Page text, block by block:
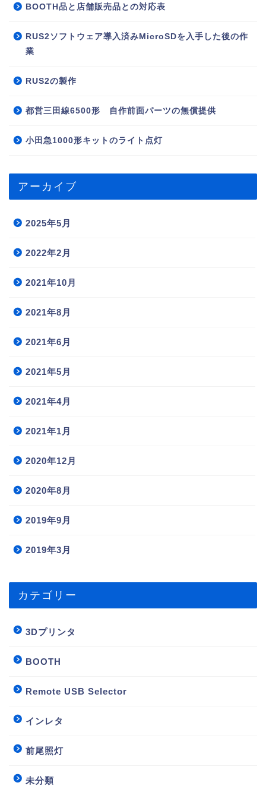
BOOTH品と店舗販売品との対応表
RUS2ソフトウェア導入済みMicroSDを入手した後の作
業
RUS2の製作
都営三田線6500形 自作前面パーツの無償提供
小田急1000形キットのライト点灯
アーカイブ
2025年5月
2022年2月
2021年10月
2021年8月
2021年6月
2021年5月
2021年4月
2021年1月
2020年12月
2020年8月
2019年9月
2019年3月
カテゴリー
3Dプリンタ
BOOTH
Remote USB Selector
インレタ
前尾照灯
未分類